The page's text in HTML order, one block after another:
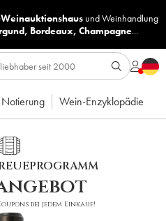
undWeinhandlung
, Bordeaux, Champagne...
Notierung Wein-Enzyklopädie
bei jedem Einkauf!